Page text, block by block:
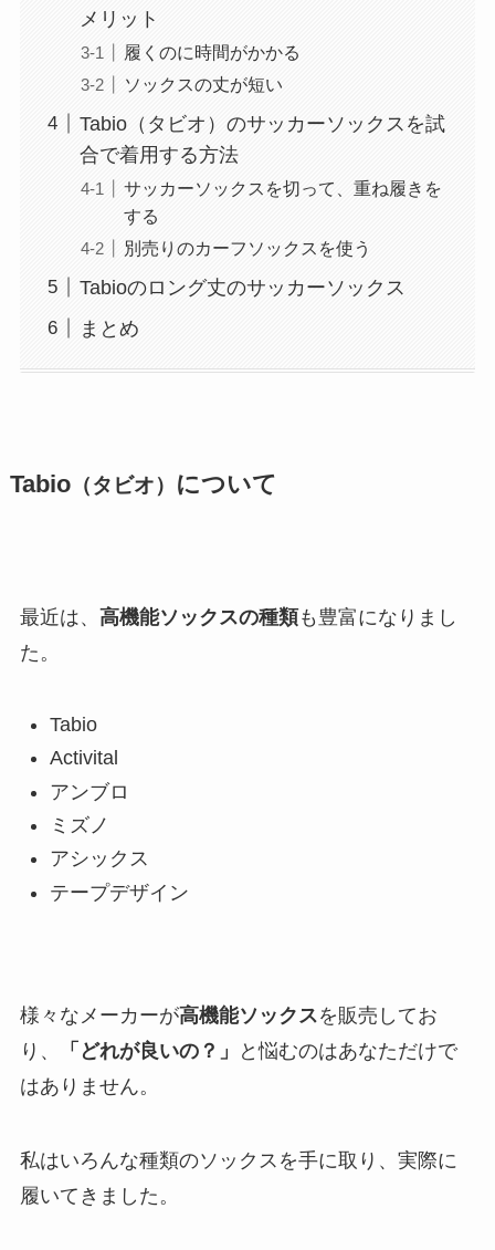
メリット
履くのに時間がかかる
ソックスの丈が短い
Tabio（タビオ）のサッカーソックスを試
合で着用する方法
サッカーソックスを切って、重ね履きを
する
別売りのカーフソックスを使う
Tabioのロング丈のサッカーソックス
まとめ
Tabio（タビオ） について
最近は、 高機能ソックスの種類も豊富になりまし
た。
Tabio
Activital
アンブロ
ミズノ
アシックス
テープデザイン
様々なメーカーが高機能ソックスを販売してお
り、
「どれが良いの？」
と悩むのはあなただけで
はありません。
私はいろんな種類のソックスを手に取り、実際に
履いてきました。